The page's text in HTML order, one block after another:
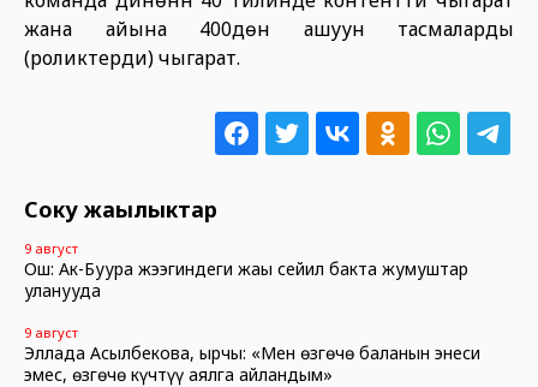
жана айына 400дөн ашуун тасмаларды
(роликтерди) чыгарат.
Соңку жаңылыктар
9 август
Ош: Ак-Буура жээгиндеги жаңы сейил бакта жумуштар
уланууда
9 август
Эллада Асылбекова, ырчы: «Мен өзгөчө баланын энеси
эмес, өзгөчө күчтүү аялга айландым»